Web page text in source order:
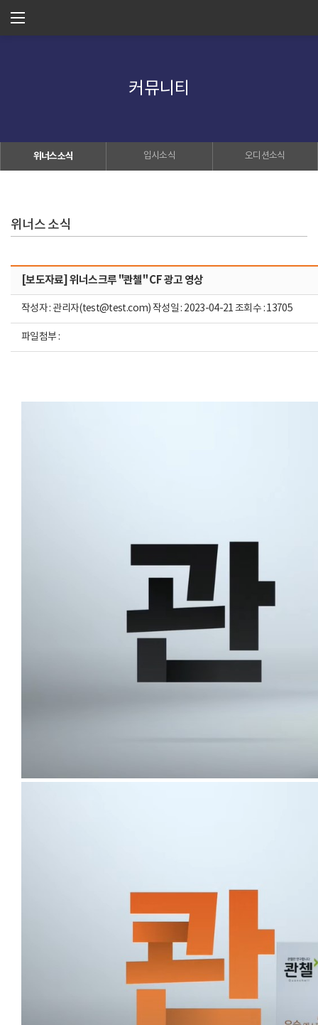
커뮤니티
위너스소식 입시소식 오디션소식
위너스 소식
[보도자료] 위너스크루 "콴첼" CF 광고 영상
작성자 : 관리자(test@test.com) 작성일 : 2023-04-21 조회수 : 13705
파일첨부 :